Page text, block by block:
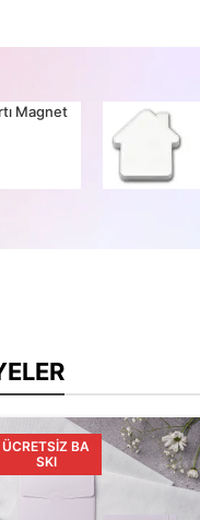
Magnet
ÜCRETSIZ BA
SKI